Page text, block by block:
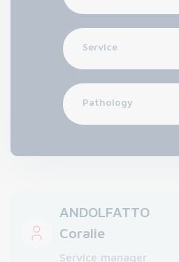
Service
Pathology
ANDOLFATTO
Coralie
Service manager